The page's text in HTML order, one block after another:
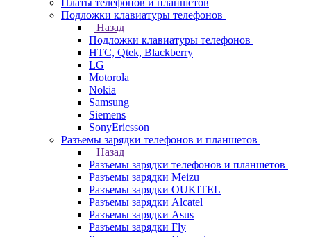
Платы телефонов и планшетов
Подложки клавиатуры телефонов
Назад
Подложки клавиатуры телефонов
HTC, Qtek, Blackberry
LG
Motorola
Nokia
Samsung
Siemens
SonyEricsson
Разъемы зарядки телефонов и планшетов
Назад
Разъемы зарядки телефонов и планшетов
Разъемы зарядки Meizu
Разъемы зарядки OUKITEL
Разъемы зарядки Alcatel
Разъемы зарядки Asus
Разъемы зарядки Fly